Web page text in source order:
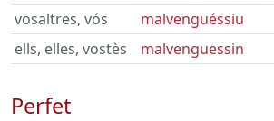
vosaltres, vós
malvenguéssiu
ells, elles, vostès
malvenguessin
Perfet